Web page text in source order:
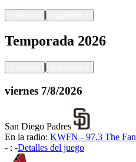
|
Temporada 2026
|
viernes 7/8/2026
San Diego Padres
En la radio: KWFN - 97.3 The Fan
- : -Detalles del juego